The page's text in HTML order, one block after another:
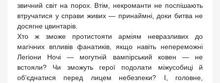
звичний світ на порох. Втім, некроманти не поспішають
втручатися у справи живих — принаймні, доки битва не
досягне цвинтарів.
Хто ж зможе протистояти арміям невразливих до
магічних впливів фанатиків, якщо навіть непереможні
Легіони Ночі — могутній вампірський ковен — не
встояли? Чи зможуть герої подолати міжусобиці й
об’єднатися перед лицем небезпеки? І, головне,